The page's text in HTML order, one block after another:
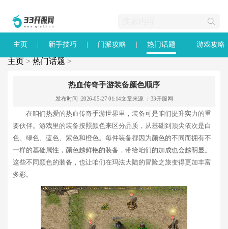
主页 新手技巧 门派攻略 热门话题 游戏攻略
主页 > 热门话题 >
热血传奇手游装备颜色顺序
发布时间 :2026-05-27 01:14文章来源 ：33开服网
在咱们热爱的热血传奇手游世界里，装备可是咱们提升实力的重
要伙伴。游戏里的装备按照颜色来区分品质，从基础到顶尖依次是白
色、绿色、蓝色、紫色和橙色。每件装备都因为颜色的不同而拥有不
一样的基础属性，颜色越鲜艳的装备，带给咱们的加成也会越明显。
这些不同颜色的装备，也让咱们在玛法大陆的冒险之旅变得更加丰富
多彩。